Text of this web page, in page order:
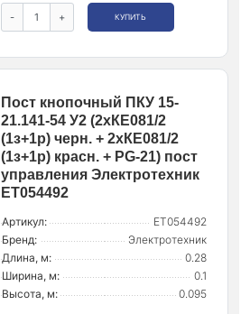
- + КУПИТЬ
Пост кнопочный ПКУ 15-
21.141-54 У2 (2хКЕ081/2
(1з+1р) черн. + 2хКЕ081/2
(1з+1р) красн. + PG-21) пост
управления Электротехник
ET054492
Артикул:
ET054492
Бренд:
Электротехник
Длина, м:
0.28
Ширина, м:
0.1
Высота, м:
0.095